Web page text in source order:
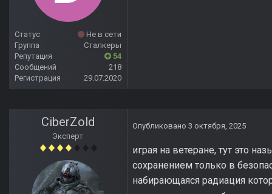
Статус
Не в сети
Группа
Сталкеры
Репутация
54
Сообщений
218
Регистрация
29.07.2020
CiberZold
Эксперт
Опубликовано 3 октября, 2025
играя на ветеране, тут это
сохранением только в
набирающаяся радиация